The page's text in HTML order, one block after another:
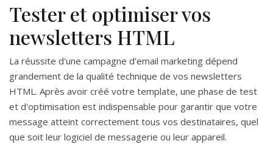
Tester et optimiser vos
newsletters HTML
La réussite d'une campagne d'email marketing dépend
grandement de la qualité technique de vos newsletters
HTML. Après avoir créé votre template, une phase de test
et d'optimisation est indispensable pour garantir que votre
message atteint correctement tous vos destinataires, quel
que soit leur logiciel de messagerie ou leur appareil.